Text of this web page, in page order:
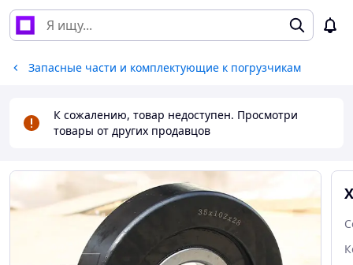
Запасные части и комплектующие к погрузчикам
К сожалению, товар недоступен. Просмотри
товары от других продавцов